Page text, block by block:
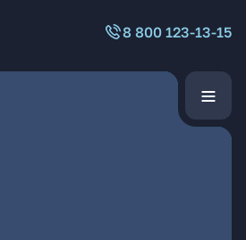
8 800 123-13-15